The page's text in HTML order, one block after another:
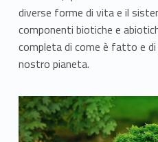
i
a
l
C
o
diverse forme di vita e il
componenti biotiche e
completa di come è fatto e
nostro pianeta.